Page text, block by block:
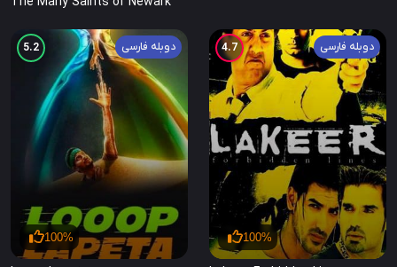
دوبله فارسی 4.7
100%
دوبله فارسی 5.2
100%